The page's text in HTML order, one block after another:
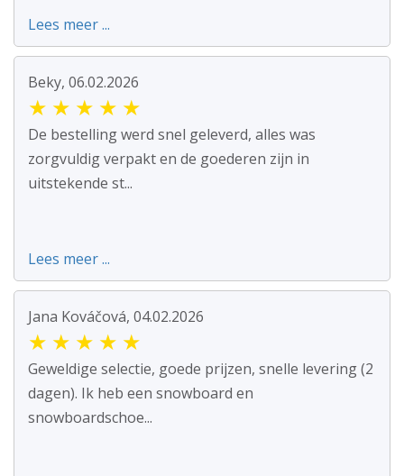
Lees meer ...
Beky, 06.02.2026
★ ★ ★ ★ ★
De bestelling werd snel geleverd, alles was
zorgvuldig verpakt en de goederen zijn in
uitstekende st...
Lees meer ...
Jana Kováčová, 04.02.2026
★ ★ ★ ★ ★
Geweldige selectie, goede prijzen, snelle levering (2
dagen). Ik heb een snowboard en
snowboardschoe...